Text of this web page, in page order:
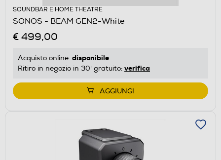
SOUNDBAR E HOME THEATRE
SONOS - BEAM GEN2-White
€ 499,00
Acquisto online: disponibile
Ritiro in negozio in 30' gratuito: verifica
AGGIUNGI